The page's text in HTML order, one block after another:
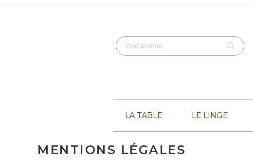
LA TABLE LE LINGE
MENTIONS LÉGALES